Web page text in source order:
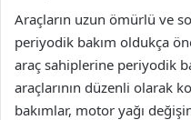
Araçların uzun ömürlü ve
periyodik bakım oldukça
araç sahiplerine periyodik
araçlarının düzenli olarak
bakımlar, motor yağı